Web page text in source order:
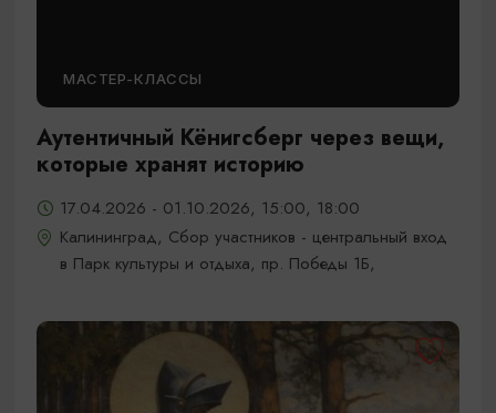
МАСТЕР-КЛАССЫ
Аутентичный Кёнигсберг через вещи,
которые хранят историю
17.04.2026 - 01.10.2026, 15:00, 18:00
Калининград, Сбор участников - центральный вход
в Парк культуры и отдыха, пр. Победы 1Б,